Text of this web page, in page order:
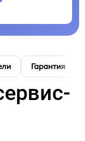
Гарантия